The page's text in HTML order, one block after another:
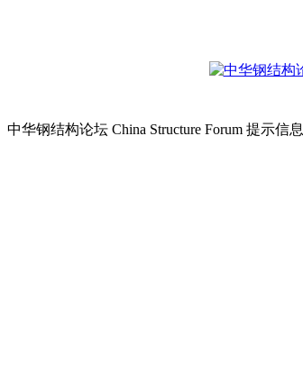
中华钢结构论坛 China Structure Forum 提示信息